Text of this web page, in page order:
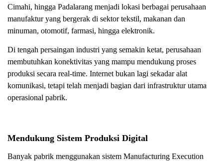
Cimahi, hingga Padalarang menjadi lokasi berbagai perusahaan
manufaktur yang bergerak di sektor tekstil, makanan dan
minuman, otomotif, farmasi, hingga elektronik.
Di tengah persaingan industri yang semakin ketat, perusahaan
membutuhkan konektivitas yang mampu mendukung proses
produksi secara real-time. Internet bukan lagi sekadar alat
komunikasi, tetapi telah menjadi bagian dari infrastruktur utama
operasional pabrik.
Mendukung Sistem Produksi Digital
Banyak pabrik menggunakan sistem Manufacturing Execution